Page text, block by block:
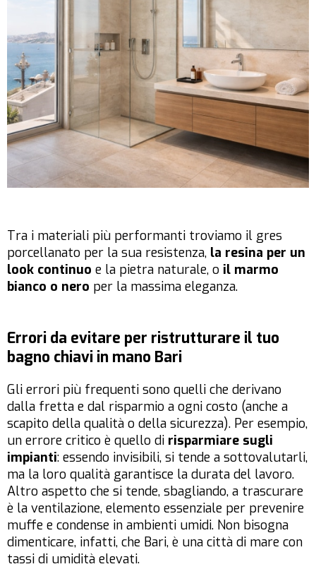
Tra i materiali più performanti troviamo il gres
porcellanato per la sua resistenza, la resina per un
look continuo e la pietra naturale, o il marmo
bianco o nero per la massima eleganza.
Errori da evitare per ristrutturare il tuo
bagno chiavi in mano Bari
Gli errori più frequenti sono quelli che derivano
dalla fretta e dal risparmio a ogni costo (anche a
scapito della qualità o della sicurezza). Per esempio,
un errore critico è quello di risparmiare sugli
impianti: essendo invisibili, si tende a sottovalutarli,
ma la loro qualità garantisce la durata del lavoro.
Altro aspetto che si tende, sbagliando, a trascurare
è la ventilazione, elemento essenziale per prevenire
muffe e condense in ambienti umidi. Non bisogna
dimenticare, infatti, che Bari, è una città di mare con
tassi di umidità elevati.